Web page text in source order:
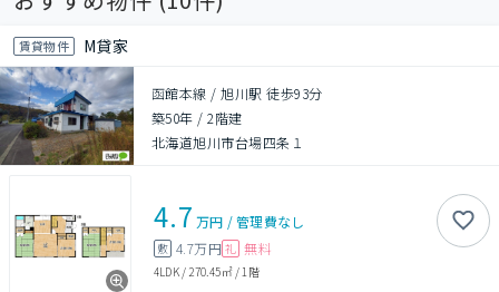
賃貸物件 M貸家
函館本線 / 旭川駅 徒歩93分
築50年 /2階建
北海道旭川市台場四条１
4.7 万円 /管理費なし
敷 4.7万円 礼 無料
4LDK/ 270.45㎡/ 1階